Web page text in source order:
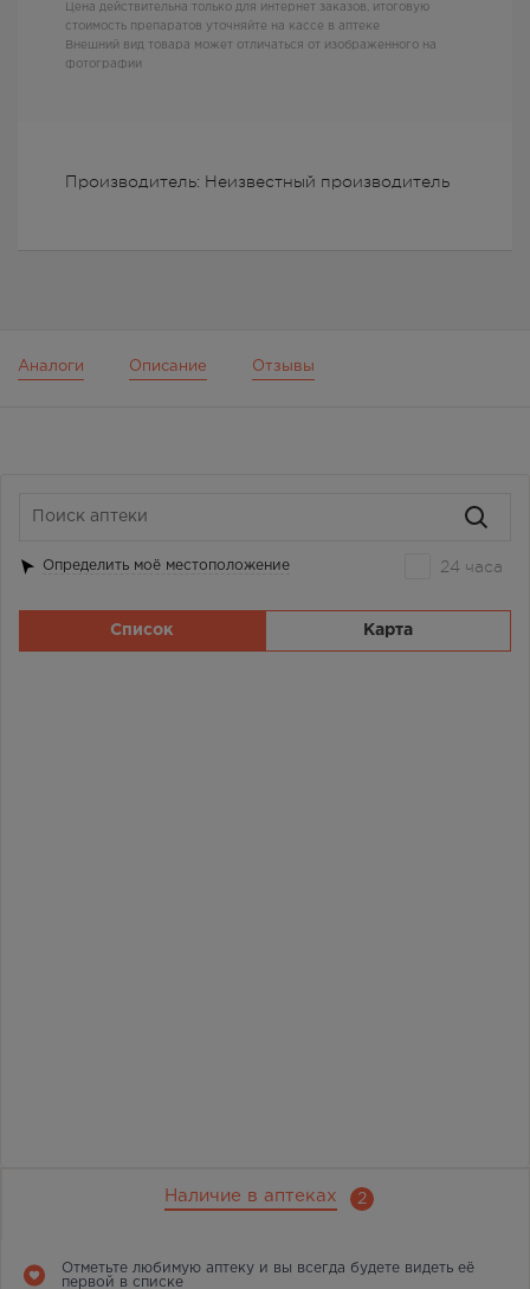
Производитель: Неизвестный производитель
Цена действительна только для интернет заказов, итоговую
стоимость препаратов уточняйте на кассе в аптеке
Внешний вид товара может отличаться от изображенного на
фотографии
Аналоги Описание Отзывы
Наличие в аптеках 2
Отметьте любимую аптеку и вы всегда будете видеть её
первой в списке
Определить моё местоположение 24 часа
Список Карта